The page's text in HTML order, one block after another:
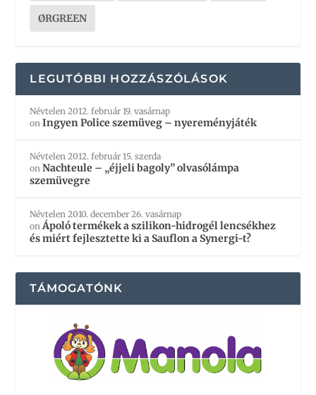
ØRGREEN
LEGUTÓBBI HOZZÁSZÓLÁSOK
Névtelen 2012. február 19. vasárnap
onIngyen Police szemüveg – nyereményjáték
Névtelen 2012. február 15. szerda
onNachteule – „éjjeli bagoly” olvasólámpa
szemüvegre
Névtelen 2010. december 26. vasárnap
onÁpoló termékek a szilikon-hidrogél lencsékhez
és miért fejlesztette ki a Sauflon a Synergi-t?
TÁMOGATÓNK